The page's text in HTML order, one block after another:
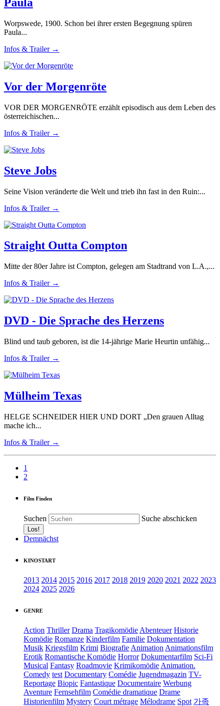
Worpswede, 1900. Schon bei ihrer ersten Begegnung spüren
Paula...
Infos & Trailer →
Vor der Morgenröte
VOR DER MORGENRÖTE erzählt episodisch aus dem Leben des
österreichischen...
Infos & Trailer →
Steve Jobs
Seine Vision veränderte die Welt und trieb ihn fast in den Ruin:...
Infos & Trailer →
Straight Outta Compton
Mitte der 80er Jahre ist Compton, gelegen am Stadtrand von L.A.,...
Infos & Trailer →
DVD - Die Sprache des Herzens
Blind und taub geboren, ist die 14-jährige Marie Heurtin unfähig...
Infos & Trailer →
Mülheim Texas
HELGE SCHNEIDER HIER UND DORT „Den grauen Alltag
mache ich...
Infos & Trailer →
1
2
Film Finden
Suchen Suche abschicken
Demnächst
KINOSTART
2013 2014 2015 2016 2017 2018 2019 2020 2021 2022 2023
2024 2025 2026
GENRE
Action Thriller Drama Tragikomödie Abenteuer Historie
Komödie Romanze Kinderfilm Familie Dokumentation
Musik Kriegsfilm Krimi Biografie Animation Animationsfilm
Erotik Romantische Komödie Horror Dokumentarfilm Sci-Fi
Musical Fantasy Roadmovie Krimikomödie Animation.
Comedy test Documentary Comédie Jugendmagazin TV-
Reportage Biopic Fantastique Documentaire Werbung
Aventure Fernsehfilm Comédie dramatique Drame
Historienfilm Mystery Court métrage Mélodrame Spot 가족